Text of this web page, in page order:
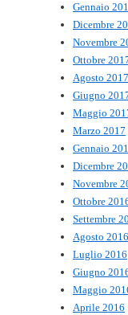
Gennaio
Dicembre
Novembre
Ottobre
Agosto 2017
Giugno
Maggio
Marzo 2017
Gennaio
Dicembre
Novembre
Ottobre
Settembre
Agosto 2016
Luglio 2016
Giugno
Maggio
Aprile 2016